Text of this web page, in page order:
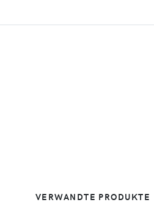
VERWANDTE PRODUKTE